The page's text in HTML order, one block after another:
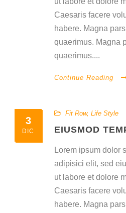
Caesaris facere
habere. Magna
quaerimus. Magna
quaerimus....
Continue Reading
3
DIC
Fit Row, Life Style
EIUSMOD
Lorem ipsum dolor
adipisici elit, sed
ut labore et dolore
Caesaris facere
habere. Magna